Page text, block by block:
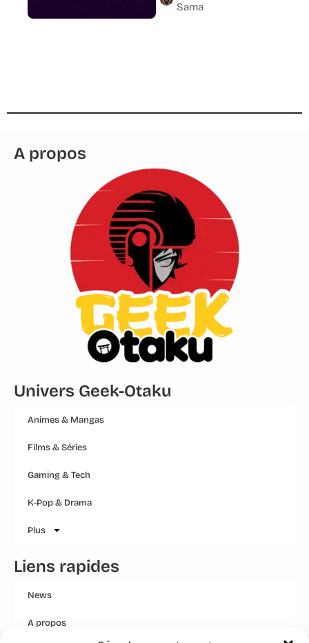
Sama
A propos
Univers Geek-Otaku
Animes & Mangas
Films & Séries
Gaming & Tech
K-Pop & Drama
Plus
Liens rapides
News
A propos